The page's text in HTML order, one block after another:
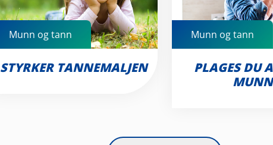
Munn og tann
STYRKER TANNEMALJEN
Munn og tann
PLAGES DU